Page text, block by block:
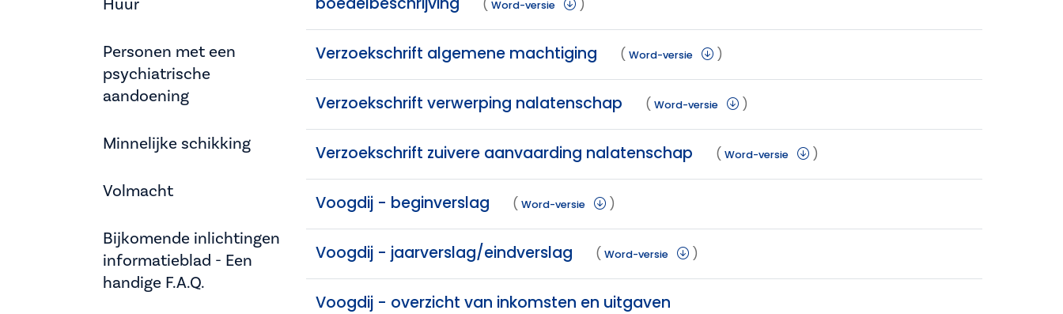
Huur
Personen met een
psychiatrische
aandoening
Minnelijke schikking
Volmacht
Bijkomende inlichtingen
informatieblad - Een
handige F.A.Q.
( Word-versie )
Verzoekschrift algemene machtiging ( Word-versie )
Verzoekschrift verwerping nalatenschap ( Word-versie )
Verzoekschrift zuivere aanvaarding nalatenschap ( Word-versie )
Voogdij - beginverslag ( Word-versie )
Voogdij - jaarverslag/eindverslag ( Word-versie )
Voogdij - overzicht van inkomsten en uitgaven